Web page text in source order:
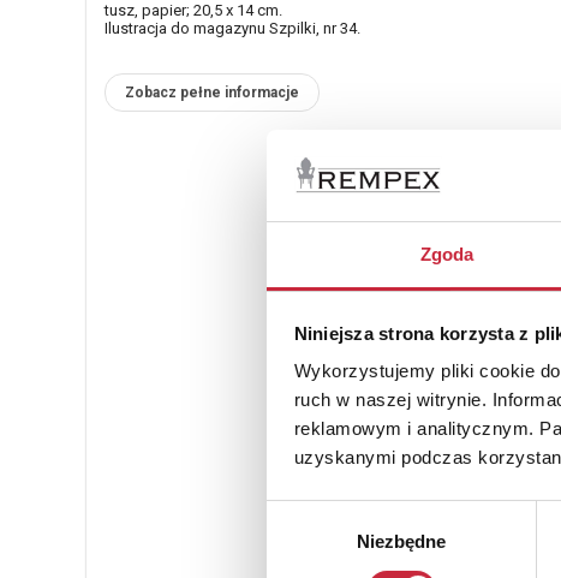
Zgoda
Niniejsza strona korzysta z
Wykorzystujemy pliki cookie
ruch w naszej witrynie.
reklamowym i analitycznym.
uzyskanymi podczas
Niezbędne
tusz, papier; 20,5 x 14 cm.
Ilustracja do magazynu Szpilki, nr 34.
Zobacz pełne informacje